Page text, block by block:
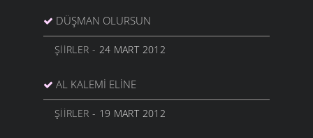
DÜŞMAN OLURSUN
ŞIIRLER - 24 MART 2012
AL KALEMI ELINE
ŞIIRLER - 19 MART 2012